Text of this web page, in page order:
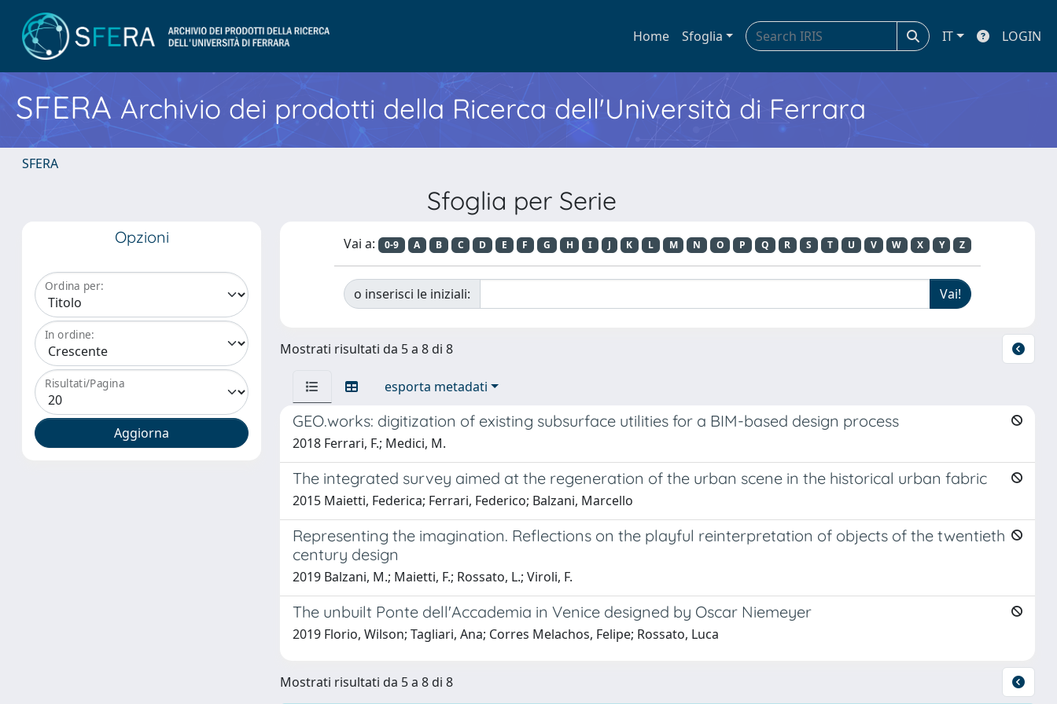
Home Sfoglia IT LOGIN
SFERA Archivio dei prodotti della Ricerca dell'Università di Ferrara
SFERA
Sfoglia per Serie
Opzioni
Ordina per:
In ordine:
Risultati/Pagina
Vai a: 0-9 A B C D E F G H I J K L M N O P Q R S T U V W X Y Z
o inserisci le iniziali:
Mostrati risultati da 5 a 8 di 8
esporta metadati
GEO.works: digitization of existing subsurface utilities for a BIM-based design process
2018 Ferrari, F.; Medici, M.
The integrated survey aimed at the regeneration of the urban scene in the historical urban fabric
2015 Maietti, Federica; Ferrari, Federico; Balzani, Marcello
Representing the imagination. Reflections on the playful reinterpretation of objects of the twentieth
century design
2019 Balzani, M.; Maietti, F.; Rossato, L.; Viroli, F.
The unbuilt Ponte dell'Accademia in Venice designed by Oscar Niemeyer
2019 Florio, Wilson; Tagliari, Ana; Corres Melachos, Felipe; Rossato, Luca
Mostrati risultati da 5 a 8 di 8